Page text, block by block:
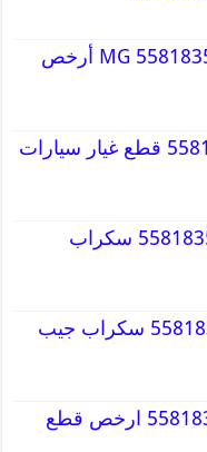
قطع غيار أم جي MG 55818355 أرخص
قطع غيار كيا 55818355 قطع غيار سيارات
قطع غيار باجيرو 55818355 سكراب
قطع غيار جيب 55818355 سكراب جيب
قطع غيار دودج 55818355 ارخص قطع